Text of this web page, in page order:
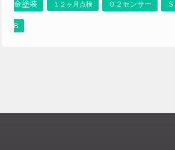
金塗装 １２ヶ月点検 Ｏ２センサー
B